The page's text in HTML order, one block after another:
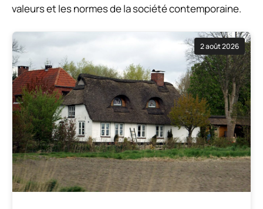
valeurs et les normes de la société contemporaine.
2 août 2026